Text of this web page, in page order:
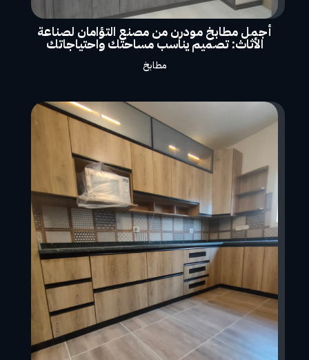
أجمل مطابخ مودرن من مصنع التؤامان لصناعة
الأثاث: تصميم يناسب مساحتك واحتياجاتك
مطابخ